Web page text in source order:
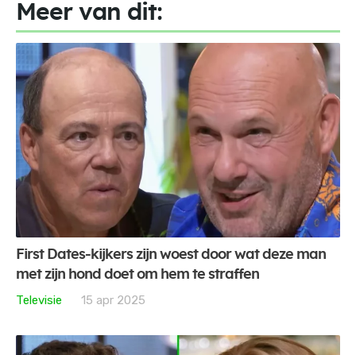
Meer van dit:
First Dates-kijkers zijn woest door wat deze man
met zijn hond doet om hem te straffen
Televisie
15 apr 2025